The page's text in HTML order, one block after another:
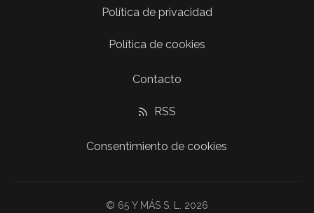
Política de privacidad
Política de cookies
Contacto
RSS
Consentimiento de cookies
© 65 Y MÁS S. L. 2026